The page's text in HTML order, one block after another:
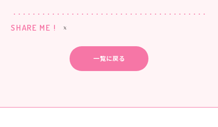
SHARE ME !
一覧に戻る